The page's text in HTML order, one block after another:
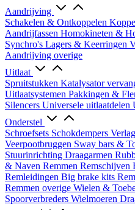
Aandrijving
Schakelen & Ontkoppelen
Aandrijfassen Homokineten &
Synchro's Lagers & Keerringen
Aandrijving overige
Uitlaat
Spruitstukken Katalysator
Uitlaatsystemen Pakkingen &
Silencers Universele uitlaatdelen
Onderstel
Schroefsets Schokdempers
Veerpootbruggen Sway bars &
Stuurinrichting Draagarmen
& Naven Remmen Remschijven
Remleidingen Big brake kits
Remmen overige Wielen &
Spoorverbreders Wielmoeren